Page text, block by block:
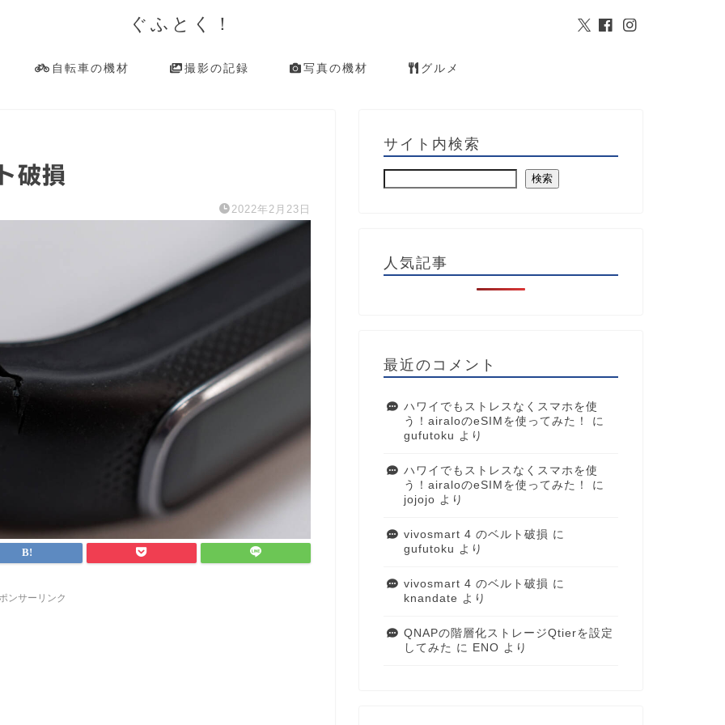
ぐふとく！
自転車の機材 撮影の記録 写真の機材 グルメ
破損
2022年2月23日
ンサーリンク
サイト内検索
検索
人気記事
最近のコメント
ハワイでもストレスなくスマホを使
う！airaloのeSIMを使ってみた！
に
gufutoku より
ハワイでもストレスなくスマホを使
う！airaloのeSIMを使ってみた！
に
jojojo より
vivosmart 4 のベルト破損 に
gufutoku より
vivosmart 4 のベルト破損 に
knandate より
QNAPの階層化ストレージQtierを設定
してみた に ENO より